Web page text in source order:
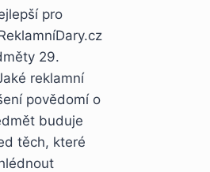
pro
29.
reklamní
povědomí o
buduje
těch, které